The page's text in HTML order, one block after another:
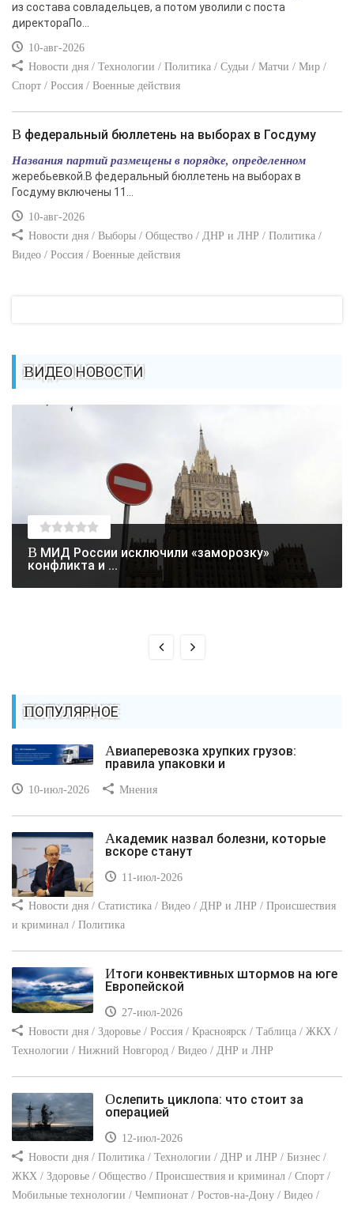
из состава совладельцев, а потом уволили с поста
директораПо...
10-авг-2026
Новости дня / Технологии / Политика / Судьи / Матчи / Мир /
Спорт / Россия / Военные действия
В федеральный бюллетень на выборах в Госдуму
Названия партий размещены в порядке, определенном
жеребьевкой.В федеральный бюллетень на выборах в
Госдуму включены 11...
10-авг-2026
Новости дня / Выборы / Общество / ДНР и ЛНР / Политика /
Видео / Россия / Военные действия
ВИДЕО НОВОСТИ
В МИД России исключили «заморозку»
конфликта и ...
ПОПУЛЯРНОЕ
Авиаперевозка хрупких грузов:
правила упаковки и
10-июл-2026 Мнения
Академик назвал болезни, которые
вскоре станут
11-июл-2026
Новости дня / Статистика / Видео / ДНР и ЛНР / Происшествия
и криминал / Политика
Итоги конвективных штормов на юге
Европейской
27-июл-2026
Новости дня / Здоровье / Россия / Красноярск / Таблица / ЖКХ /
Технологии / Нижний Новгород / Видео / ДНР и ЛНР
Ослепить циклопа: что стоит за
операцией
12-июл-2026
Новости дня / Политика / Технологии / ДНР и ЛНР / Бизнес /
ЖКХ / Здоровье / Общество / Происшествия и криминал / Спорт /
Мобильные технологии / Чемпионат / Ростов-на-Дону / Видео /